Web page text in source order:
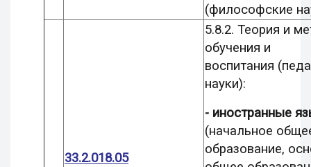
(философские
33.2.018.05
5.8.2. Теория и
обучения и
воспитания
науки):
- иностранные
(начальное
образование,